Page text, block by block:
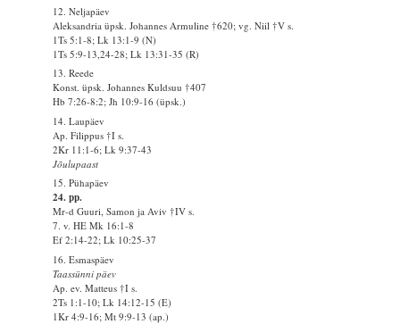
12. Neljapäev
Aleksandria üpsk. Johannes Armuline †620; vg. Niil †V s.
1Ts 5:1-8; Lk 13:1-9 (N)
1Ts 5:9-13,24-28; Lk 13:31-35 (R)
13. Reede
Konst. üpsk. Johannes Kuldsuu †407
Hb 7:26-8:2; Jh 10:9-16 (üpsk.)
14. Laupäev
Ap. Filippus †I s.
2Kr 11:1-6; Lk 9:37-43
Jõulupaast
15. Pühapäev
24. pp.
Mr-d Guuri, Samon ja Aviv †IV s.
7. v. HE Mk 16:1-8
Ef 2:14-22; Lk 10:25-37
16. Esmaspäev
Taassünni päev
Ap. ev. Matteus †I s.
2Ts 1:1-10; Lk 14:12-15 (E)
1Kr 4:9-16; Mt 9:9-13 (ap.)